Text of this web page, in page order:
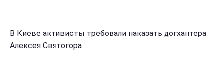
В Киеве активисты требовали наказать догхантера
Алексея Святогора